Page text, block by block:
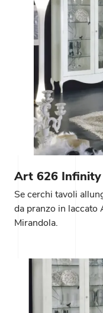
Art 626 Infinity
Se cerchi tavoli
da pranzo in
Mirandola.